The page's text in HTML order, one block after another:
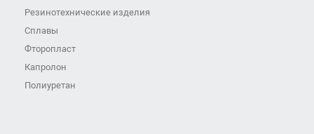
Резинотехнические изделия
Сплавы
Фторопласт
Капролон
Полиуретан